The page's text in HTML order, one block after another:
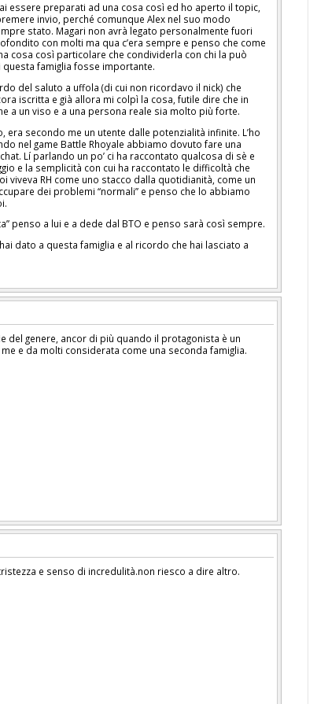
essere preparati ad una cosa così ed ho aperto il topic,
invio, perché comunque Alex nel suo modo
stato. Magari non avrà legato personalmente fuori
con molti ma qua c’era sempre e penso che come
cosa così particolare che condividerla con chi la può
famiglia fosse importante.
del saluto a uffola (di cui non ricordavo il nick) che
iscritta e già allora mi colpì la cosa, futile dire che in
a un viso e a una persona reale sia molto più forte.
era secondo me un utente dalle potenzialità infinite. L’ho
nel game Battle Rhoyale abbiamo dovuto fare una
Lí parlando un po’ ci ha raccontato qualcosa di sè e
e la semplicità con cui ha raccontato le difficoltà che
viveva RH come uno stacco dalla quotidianità, come un
dei problemi “normali” e penso che lo abbiamo
penso a lui e a dede dal BTO e penso sarà così sempre.
dato a questa famiglia e al ricordo che hai lasciato a
del genere, ancor di più quando il protagonista è un
e da molti considerata come una seconda famiglia.
e senso di incredulità.non riesco a dire altro.